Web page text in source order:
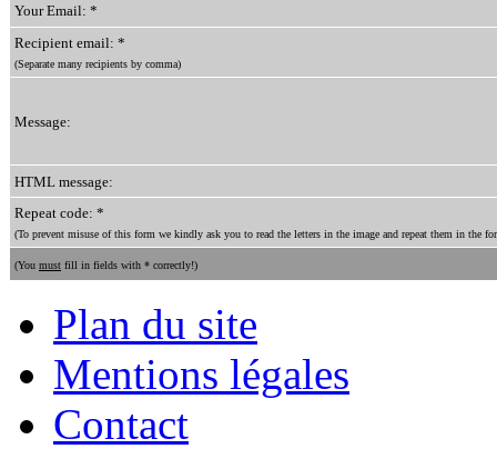
Your Email: *
Recipient email: *
(Separate many recipients by comma)
Message:
HTML message:
Repeat code: *
(To prevent misuse of this form we kindly ask you to read the letters in the image and repeat them in the
(You must fill in fields with * correctly!)
Plan du site
Mentions légales
Contact